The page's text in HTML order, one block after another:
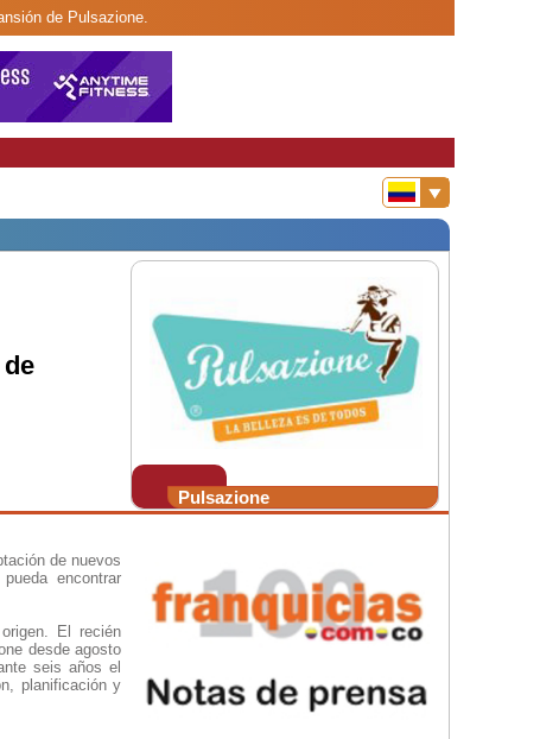
de Pulsazione.
Pulsazione
de nuevos
encontrar
El recién
desde agosto
seis años el
planificación y